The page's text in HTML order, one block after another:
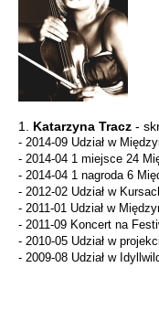
1. Katarzyna Tracz -
- 2014-09 Udział w
- 2014-04 1 miejsce 24
- 2014-04 1 nagroda 6
- 2012-02 Udział w
- 2011-01 Udział w
- 2011-09 Koncert na
- 2010-05 Udział w
- 2009-08 Udział w